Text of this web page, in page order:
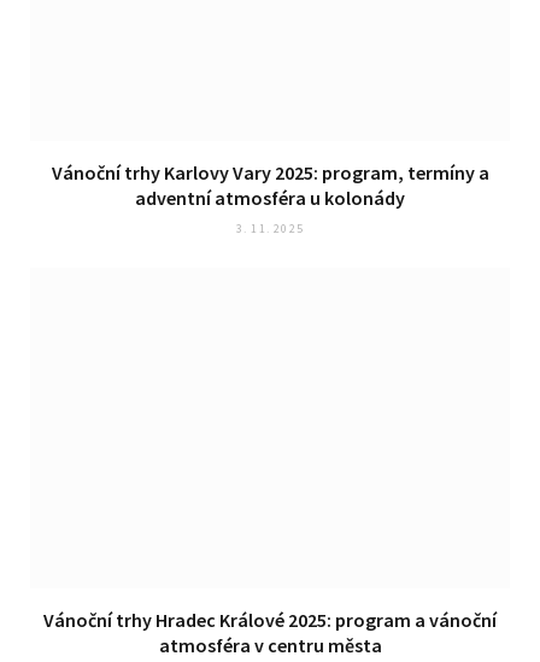
Vánoční trhy Karlovy Vary 2025: program, termíny a
adventní atmosféra u kolonády
3. 11. 2025
Vánoční trhy Hradec Králové 2025: program a vánoční
atmosféra v centru města